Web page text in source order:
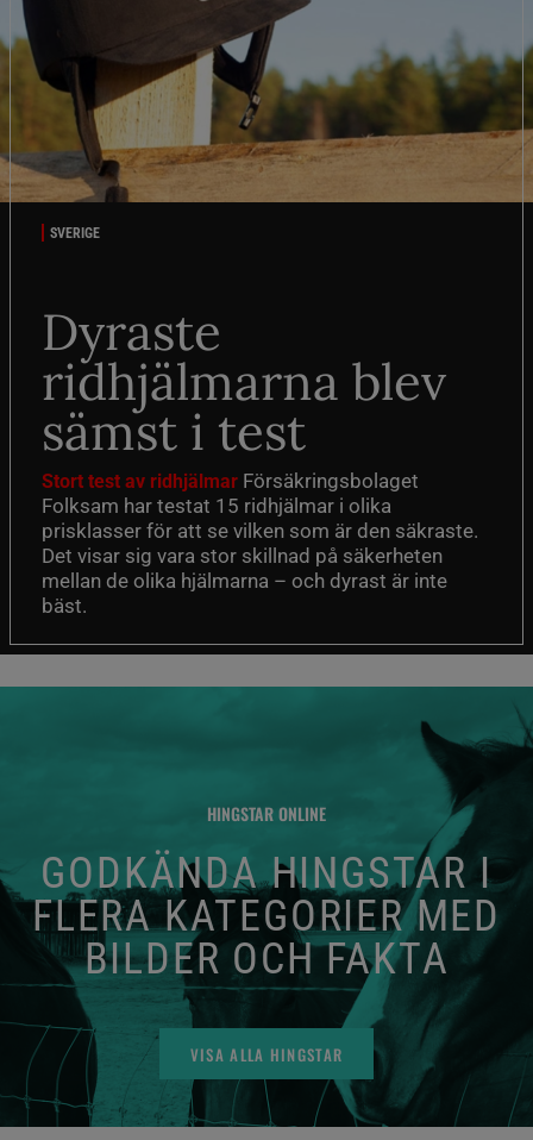
SVERIGE
Dyraste
ridhjälmarna blev
sämst i test
Stort test av ridhjälmar Försäkringsbolaget
Folksam har testat 15 ridhjälmar i olika
prisklasser för att se vilken som är den säkraste.
Det visar sig vara stor skillnad på säkerheten
mellan de olika hjälmarna – och dyrast är inte
bäst.
HINGSTAR ONLINE
GODKÄNDA HINGSTAR I
FLERA KATEGORIER MED
BILDER OCH FAKTA
VISA ALLA HINGSTAR